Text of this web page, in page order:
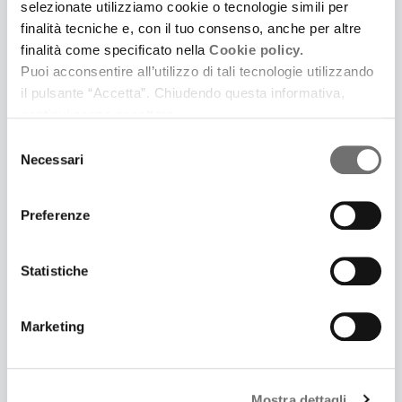
selezionate utilizziamo cookie o tecnologie simili per
finalità tecniche e, con il tuo consenso, anche per altre
finalità come specificato nella Cookie policy.
Puoi acconsentire all’utilizzo di tali tecnologie utilizzando
il pulsante “Accetta”. Chiudendo questa informativa,
delNecessari
Preferenze
Statistiche
Marketing
6 Giugno 2017
PIETRO MANODORI: SE LA FINANZA HA UN'ETICA
Il ricco possidente che fu sindaco e benefattore di